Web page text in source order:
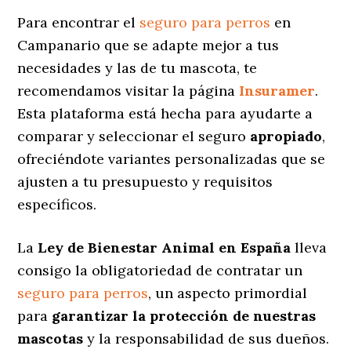
Para encontrar el seguro para perros en
Campanario que se adapte mejor a tus
necesidades y las de tu mascota, te
recomendamos visitar la página Insuramer.
Esta plataforma está hecha para ayudarte a
comparar y seleccionar el seguro apropiado,
ofreciéndote variantes personalizadas que se
ajusten a tu presupuesto y requisitos
específicos.
La Ley de Bienestar Animal en España lleva
consigo la obligatoriedad de contratar un
seguro para perros, un aspecto primordial
para garantizar la protección de nuestras
mascotas y la responsabilidad de sus dueños.